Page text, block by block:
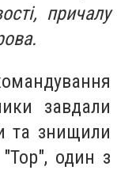
причалу
завдали
та знищили
"Тор", один з